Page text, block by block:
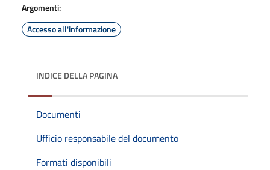
Argomenti:
Accesso all'informazione
INDICE DELLA PAGINA
Documenti
Ufficio responsabile del documento
Formati disponibili